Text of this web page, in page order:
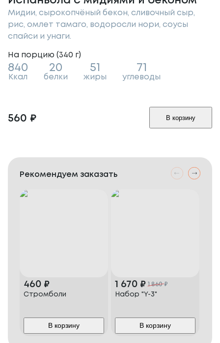
Мидии, сырокопчёный бекон, сливочный сыр,
рис, омлет тамаго, водоросли нори, соусы
спайси и унаги.
На порцию (340 г)
840
Ккал
20
белки
51
жиры
71
углеводы
560 ₽ В корзину
Рекомендуем заказать
460 ₽
Стромболи
В корзину
1 670 ₽ 1 860₽
Набор "Y-3"
В корзину